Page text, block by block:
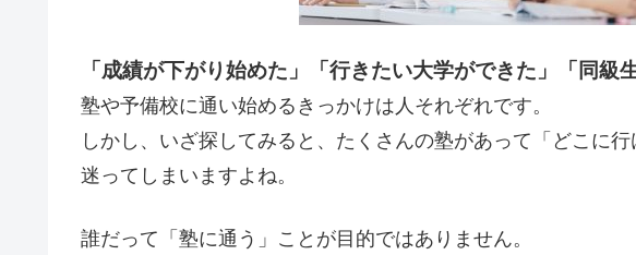
「成績が下がり始めた」「行きたい大学ができた」「同級
塾や予備校に通い始めるきっかけは人それぞれです。
しかし、いざ探してみると、たくさんの塾があって「どこに
迷ってしまいますよね。
誰だって「塾に通う」ことが目的ではありません。